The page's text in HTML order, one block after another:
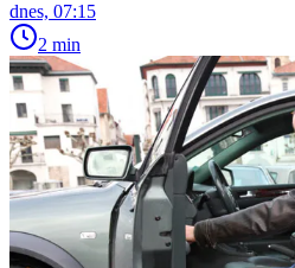
dnes, 07:15
2 min